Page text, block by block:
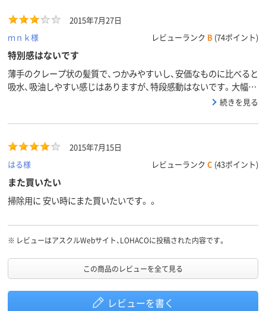
2015年7月27日
ｍｎｋ様
レビューランク B (74ポイント)
特別感はないです
薄手のクレープ状の髪質で、つかみやすいし、安価なものに比べると
吸水、吸油しやすい感じはありますが、特段感動はないです。大幅に
値段が安いなら買ってもいいかも。普段、厚手を使い慣れているの
続きを見る
2015年7月15日
はる様
レビューランク C (43ポイント)
また買いたい
掃除用に 安い時にまた買いたいです。 。
※ レビューはアスクルWebサイト、LOHACOに投稿された内容です。
この商品のレビューを全て見る
レビューを書く